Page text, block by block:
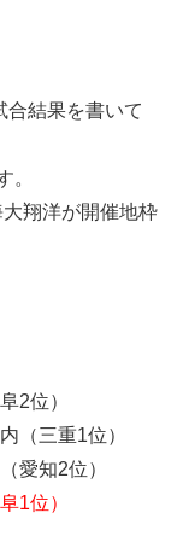
合結果を書いて
。
翔洋が開催地枠
2位）
三重1位）
知2位）
1位）